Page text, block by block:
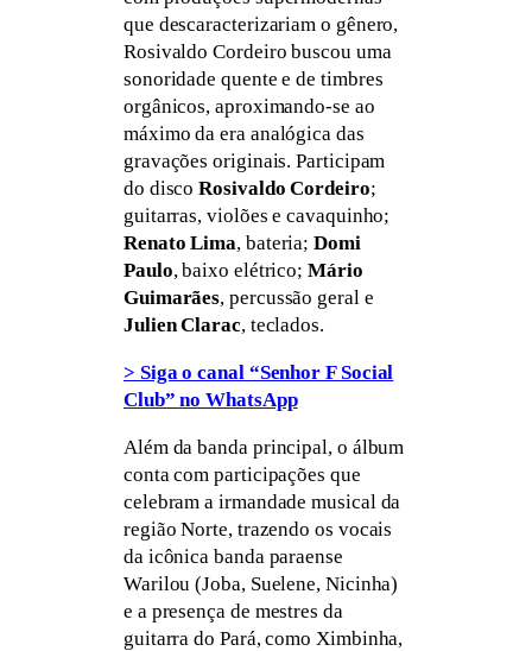
que descaracterizariam o gênero,
Rosivaldo Cordeiro buscou uma
sonoridade quente e de timbres
orgânicos, aproximando-se ao
máximo da era analógica das
gravações originais. Participam
do discoRosivaldo Cordeiro;
guitarras, violões e cavaquinho;
Renato Lima, bateria;Domi
Paulo, baixo elétrico;Mário
Guimarães, percussão geral e
Julien Clarac, teclados.
> Siga o canal “Senhor F Social
Club” no WhatsApp
Além da banda principal, o álbum
conta com participações que
celebram a irmandade musical da
região Norte, trazendo os vocais
da icônica banda paraense
Warilou (Joba, Suelene, Nicinha)
e a presença de mestres da
guitarra do Pará, como Ximbinha,